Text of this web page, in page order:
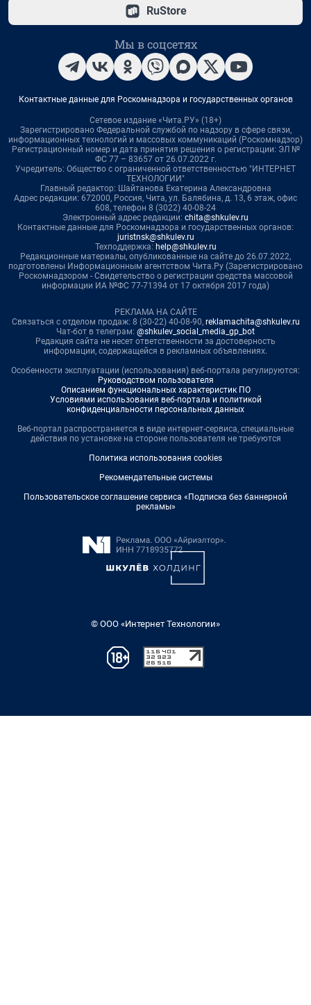
RuStore
Мы в соцсетях
Контактные данные для Роскомнадзора и государственных органов
Сетевое издание «Чита.РУ» (18+)
Зарегистрировано Федеральной службой по надзору в сфере связи,
информационных технологий и массовых коммуникаций (Роскомнадзор)
Регистрационный номер и дата принятия решения о регистрации: ЭЛ №
ФС 77 – 83657 от 26.07.2022 г.
Учредитель: Общество с ограниченной ответственностью "ИНТЕРНЕТ
ТЕХНОЛОГИИ"
Главный редактор: Шайтанова Екатерина Александровна
Адрес редакции: 672000, Россия, Чита, ул. Балябина, д. 13, 6 этаж, офис
608, телефон 8 (3022) 40-08-24
Электронный адрес редакции: chita@shkulev.ru
Контактные данные для Роскомнадзора и государственных органов:
juristnsk@shkulev.ru
Техподдержка: help@shkulev.ru
Редакционные материалы, опубликованные на сайте до 26.07.2022,
подготовлены Информационным агентством Чита.Ру (Зарегистрировано
Роскомнадзором - Свидетельство о регистрации средства массовой
информации ИА №ФС 77-71394 от 17 октября 2017 года)
РЕКЛАМА НА САЙТЕ
Связаться с отделом продаж: 8 (30-22) 40-08-90, reklamachita@shkulev.ru
Чат-бот в телеграм: @shkulev_social_media_gp_bot
Редакция сайта не несет ответственности за достоверность
информации, содержащейся в рекламных объявлениях.
Особенности эксплуатации (использования) веб-портала регулируются:
Руководством пользователя
Описанием функциональных характеристик ПО
Условиями использования веб-портала и политикой
конфиденциальности персональных данных
Веб-портал распространяется в виде интернет-сервиса, специальные
действия по установке на стороне пользователя не требуются
Политика использования cookies
Рекомендательные системы
Пользовательское соглашение сервиса «Подписка без баннерной
рекламы»
© ООО «Интернет Технологии»